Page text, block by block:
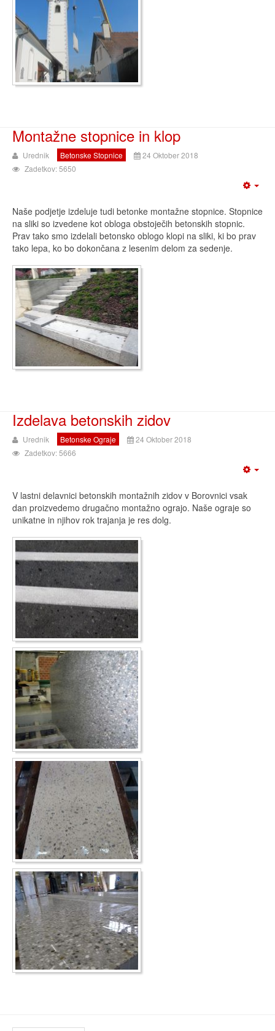
Montažne stopnice in klop
Urednik Betonske Stopnice
24 Oktober 2018
Zadetkov: 5650
Naše podjetje izdeluje tudi betonke montažne stopnice. Stopnice
na sliki so izvedene kot obloga obstoječih betonskih stopnic.
Prav tako smo izdelali betonsko oblogo klopi na sliki, ki bo prav
tako lepa, ko bo dokončana z lesenim delom za sedenje.
Izdelava betonskih zidov
Urednik Betonske Ograje
24 Oktober 2018
Zadetkov: 5666
V lastni delavnici betonskih montažnih zidov v Borovnici vsak
dan proizvedemo drugačno montažno ograjo. Naše ograje so
unikatne in njihov rok trajanja je res dolg.